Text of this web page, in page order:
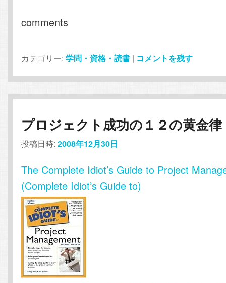
comments
カテゴリー: 学問・資格・読書 | コメントを残す
プロジェクト成功の１２の黄金律
投稿日時:2008年12月30日
The Complete Idiot’s Guide to Project
(Complete Idiot’s Guide to)